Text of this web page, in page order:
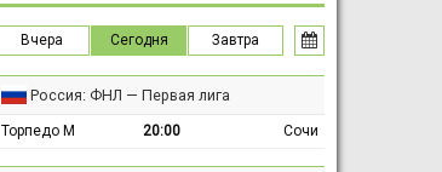
Вчера Сегодня Завтра
Россия: ФНЛ — Первая лига
Торпедо М 20:00 Сочи